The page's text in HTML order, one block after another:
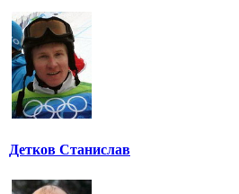
Детков Станислав